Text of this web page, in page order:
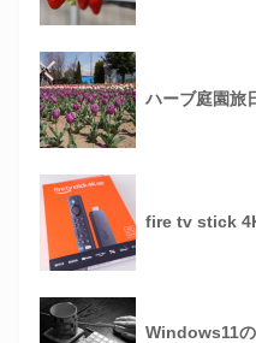
ハーブ庭園旅
fire tv stick
Windows11